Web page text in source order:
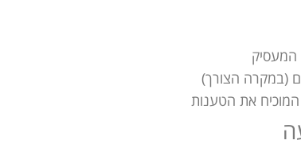
המעסיק
(במקרה הצורך)
את הטענות